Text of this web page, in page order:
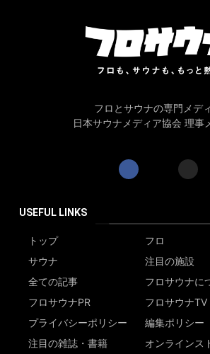
フロとサウナの専門メデ
日本サウナメディア協会 理事
USEFUL LINKS
トップ
フロ
サウナ
注目の施設
全ての記事
フロサウナに
フロサウナPR
フロサウナTV
プライバシーポリシー
編集ポリシー
注目の雑誌・書籍
オンラインス